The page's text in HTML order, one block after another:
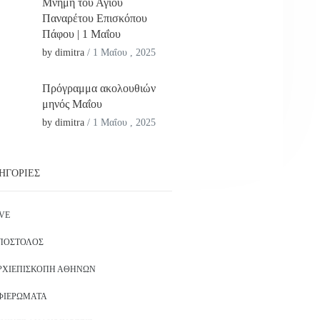
Μνήμη του Αγίου
Παναρέτου Επισκόπου
Πάφου | 1 Μαΐου
by dimitra / 1 Μαΐου , 2025
Πρόγραμμα ακολουθιών
μηνός Μαΐου
by dimitra / 1 Μαΐου , 2025
ΑΘΗΝΏΝ